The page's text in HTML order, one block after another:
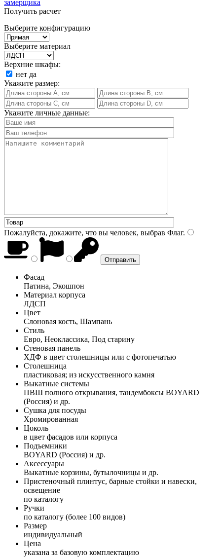
замерщика
Получить расчет
Выберите конфигурацию
Выберите материал
Верхние шкафы:
нет да
Укажите размер:
Укажите личные данные:
Пожалуйста, докажите, что вы человек, выбрав Флаг.
Фасад
Патина, Экошпон
Материал корпуса
ЛДСП
Цвет
Слоновая кость, Шампань
Стиль
Евро, Неоклассика, Под старину
Стеновая панель
ХДФ в цвет столешницы или с фотопечатью
Столешница
пластиковая; из искусственного камня
Выкатные системы
ПВШ полного открывания, тандембоксы BOYARD
(Россия) и др.
Сушка для посуды
Хромированная
Цоколь
в цвет фасадов или корпуса
Подъемники
BOYARD (Россия) и др.
Аксессуары
Выкатные корзины, бутылочницы и др.
Пристеночный плинтус, барные стойки и навески,
освещение
по каталогу
Ручки
по каталогу (более 100 видов)
Размер
индивидуальный
Цена
указана за базовую комплектацию